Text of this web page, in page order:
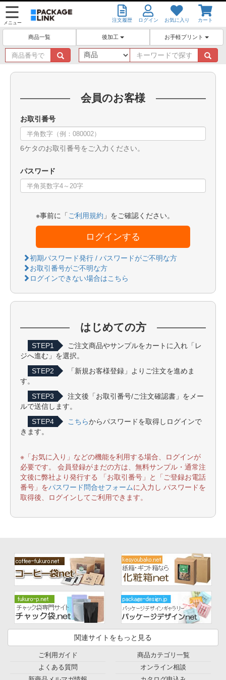
メニュー 注文履歴 ログイン お気に入り カート
商品一覧 後加工 お手軽プリント
商
品
番
キ
ー
ワ
会員のお客様
お取引番号
6ケタのお取引番号をご入力ください。
パスワード
※事前に「 ご利用規約 」をご確認ください。
ログインする
初期パスワード発行 / パスワードがご不明な方
お取引番号がご不明な方
ログインできない場合はこちら
はじめての方
STEP1
ご注文商品やサンプルをカートに入れ「レ
ジへ進む」を選択。
STEP2
「新規お客様登録」よりご注文を進めま
す。
STEP3
注文後「お取引番号/ご注文確認書」をメー
ルで送信します。
STEP4
こちらからパスワードを取得しログインで
きます。
※「お気に入り」などの機能を利用する場合、ログインが
必要です。 会員登録がまだの方は、無料サンプル・通常注
文後に弊社より発行する 「お取引番号」と「ご登録お電話
番号」をパスワード問合せフォームに入力し パスワードを
取得後、ログインしてご利用できます。
関連サイトをもっと見る
ご利用ガイド
よくある質問
商品カテゴリ一覧
オンライン相談